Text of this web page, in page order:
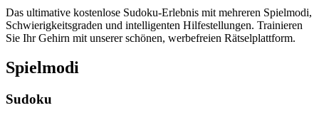
Das ultimative kostenlose Sudoku-Erlebnis mit mehreren Spielmodi,
Schwierigkeitsgraden und intelligenten Hilfestellungen. Trainieren
Sie Ihr Gehirn mit unserer schönen, werbefreien Rätselplattform.
Spielmodi
Sudoku